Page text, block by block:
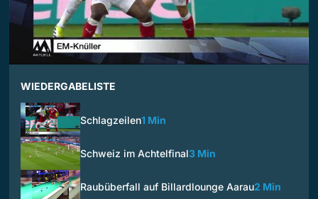
WIEDERGABELISTE
Schlagzeilen1 Min
Schweiz im Achtelfinal3 Min
Raubüberfall auf Billardlounge Aarau2 Min